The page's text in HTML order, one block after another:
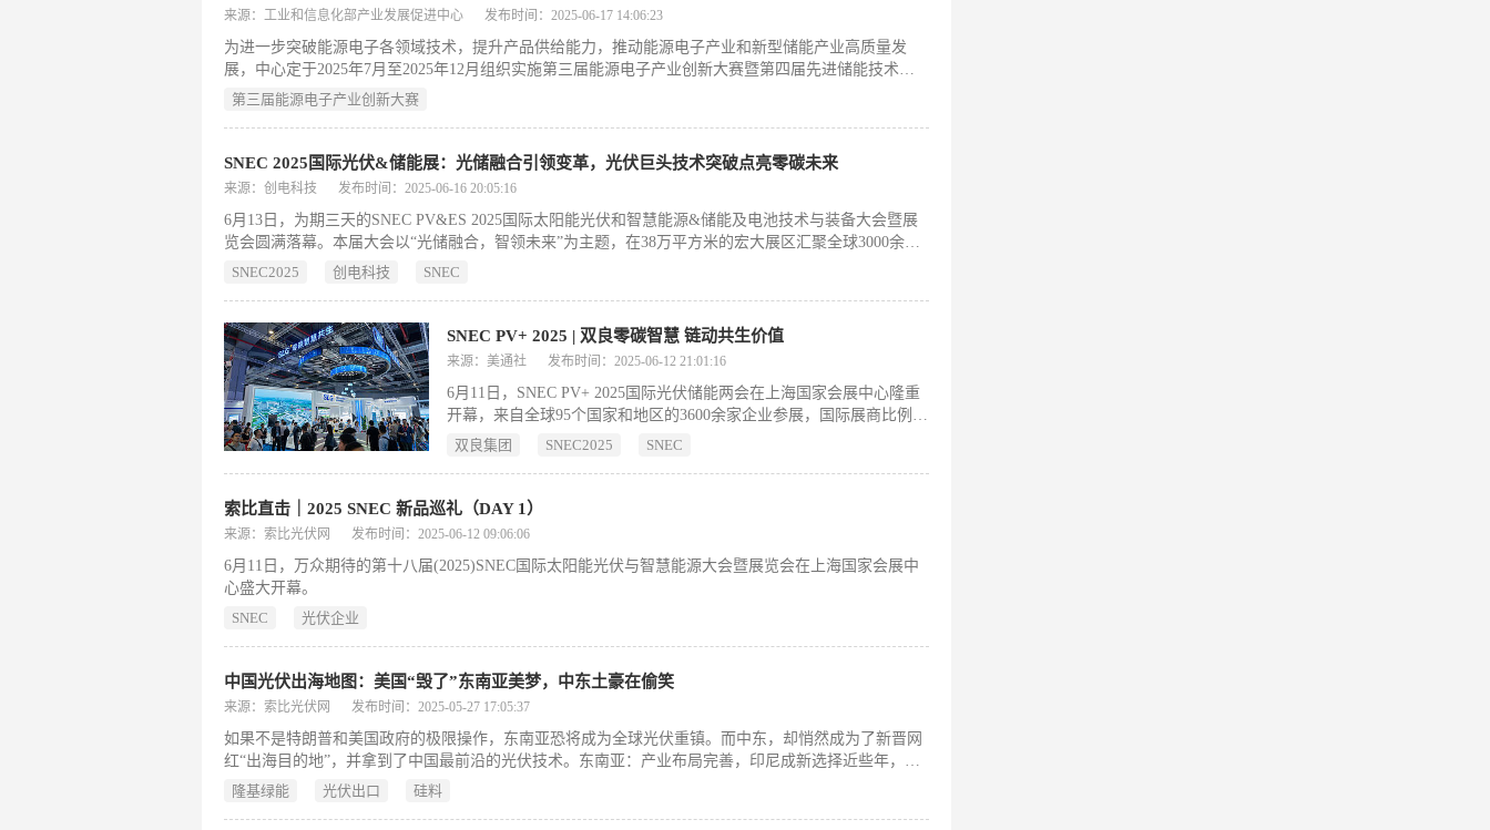
来源：工业和信息化部产业发展促进中心 发布时间：2025-06-17 14:06:23
为进一步突破能源电子各领域技术，提升产品供给能力，推动能源电子产业和新型储能产业高质量发
展，中心定于2025年7月至2025年12月组织实施第三届能源电子产业创新大赛暨第四届先进储能技术创
新挑战赛。
第三届能源电子产业创新大赛
SNEC 2025国际光伏&储能展：光储融合引领变革，光伏巨头技术突破点亮零碳未来
来源：创电科技 发布时间：2025-06-16 20:05:16
6月13日，为期三天的SNEC PV&ES 2025国际太阳能光伏和智慧能源&储能及电池技术与装备大会暨展
览会圆满落幕。本届大会以“光储融合，智领未来”为主题，在38万平方米的宏大展区汇聚全球3000余家
能源企业，吸引超50万人次专业观众参与。作为全球光伏与储能领域的顶级盛会，SNEC成功搭建了行
SNEC2025 创电科技 SNEC
SNEC PV+ 2025 | 双良零碳智慧 链动共生价值
来源：美通社 发布时间：2025-06-12 21:01:16
6月11日，SNEC PV+ 2025国际光伏储能两会在上海国家会展中心隆重
开幕，来自全球95个国家和地区的3600余家企业参展，国际展商比例占
30%，是中国、亚洲、乃至全球最具影响力的国际化、专业化、规模化
双良集团 SNEC2025 SNEC
索比直击｜2025 SNEC 新品巡礼（DAY 1）
来源：索比光伏网 发布时间：2025-06-12 09:06:06
6月11日，万众期待的第十八届(2025)SNEC国际太阳能光伏与智慧能源大会暨展览会在上海国家会展中
心盛大开幕。
SNEC
光伏企业
中国光伏出海地图：美国“毁了”东南亚美梦，中东土豪在偷笑
来源：索比光伏网 发布时间：2025-05-27 17:05:37
如果不是特朗普和美国政府的极限操作，东南亚恐将成为全球光伏重镇。而中东，却悄然成为了新晋网
红“出海目的地”，并拿到了中国最前沿的光伏技术。东南亚：产业布局完善，印尼成新选择近些年，美
国政府针对光伏行业
隆基绿能 光伏出口 硅料